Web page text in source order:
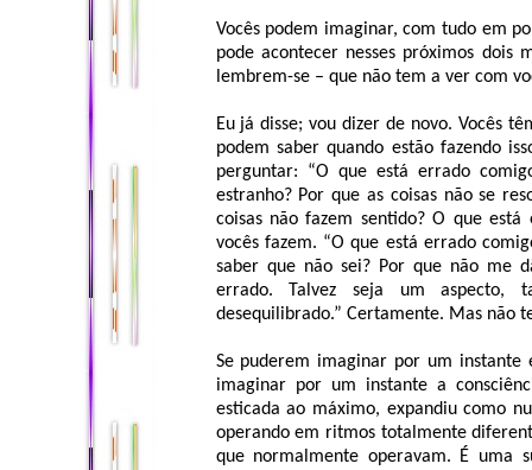
Vocês podem imaginar, com tudo em
pode acontecer nesses próximos dois
lembrem-se – que não tem a ver com
Eu já disse; vou dizer de novo. Vocês
podem saber quando estão fazendo
perguntar: “O que está errado
estranho? Por que as coisas não se
coisas não fazem sentido? O que
vocês fazem. “O que está errado
saber que não sei? Por que não me
errado. Talvez seja um aspecto,
desequilibrado.” Certamente. Mas não
Se puderem imaginar por um instante
imaginar por um instante a
esticada ao máximo, expandiu como
operando em ritmos totalmente
que normalmente operavam. É uma